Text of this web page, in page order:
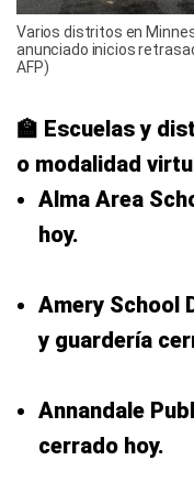
Varios distritos en
anunciado inicios
AFP)
🏫 Escuelas y
o modalidad
Alma Area
hoy.
Amery School
y guardería
Annandale
cerrado hoy.